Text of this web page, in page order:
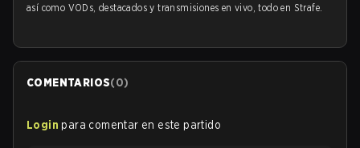
así como VODs, destacados y transmisiones en vivo, todo en Strafe.
COMENTARIOS(0)
Login para comentar en este partido